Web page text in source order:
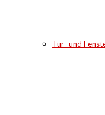
Tür- und